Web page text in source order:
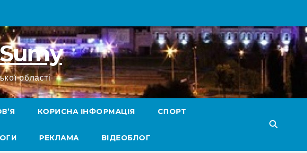
області
КОРИСНА ІНФОРМАЦІЯ СПОРТ
РЕКЛАМА ВІДЕОБЛОГ